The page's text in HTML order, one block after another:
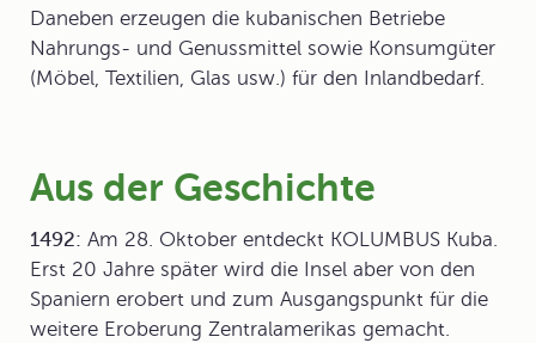
Daneben erzeugen die kubanischen Betriebe
Nahrungs- und Genussmittel sowie Konsumgüter
(Möbel, Textilien, Glas usw.) für den Inlandbedarf.
Aus der Geschichte
1492: Am 28. Oktober entdeckt KOLUMBUS Kuba.
Erst 20 Jahre später wird die Insel aber von den
Spaniern erobert und zum Ausgangspunkt für die
weitere Eroberung Zentralamerikas gemacht.